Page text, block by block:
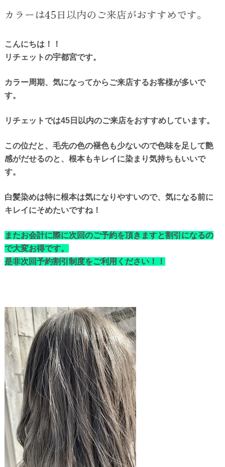
カラーは45日以内のご来店がおすすめです。
こんにちは！！
リチェットの宇都宮です。
カラー周期、気になってからご来店するお客様が多いで
す。
リチェットでは45日以内のご来店をおすすめしています。
この位だと、毛先の色の褪色も少ないので色味を足して艶
感がだせるのと、根本もキレイに染まり気持ちもいいで
す。
白髪染めは特に根本は気になりやすいので、気になる前に
キレイにそめたいですね！
またお会計に際に次回のご予約を頂きますと割引になるの
で大変お得です。
是非次回予約割引制度をご利用ください！！